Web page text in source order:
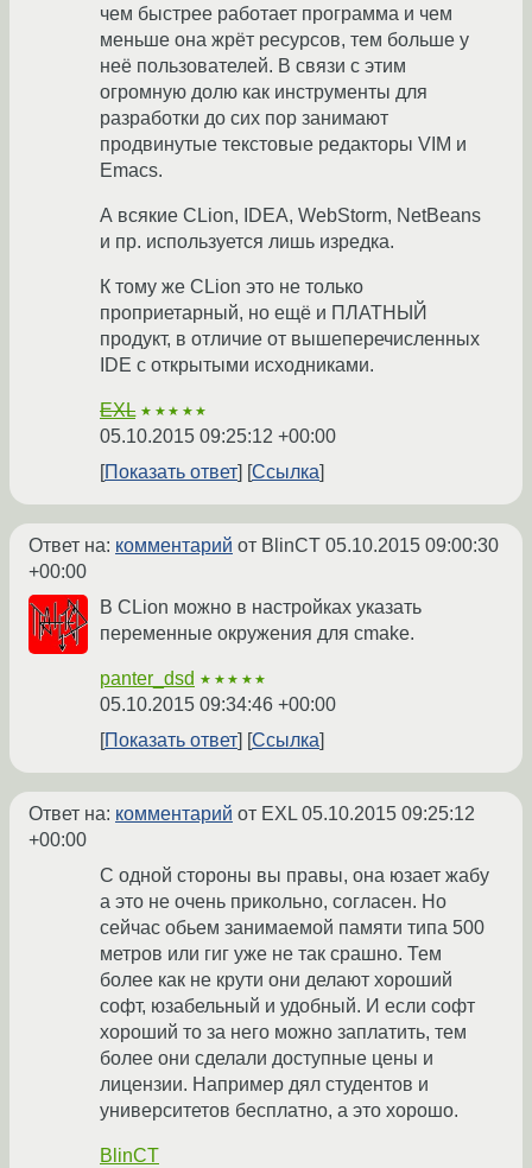
чем быстрее работает программа и чем
меньше она жрёт ресурсов, тем больше у
неё пользователей. В связи с этим
огромную долю как инструменты для
разработки до сих пор занимают
продвинутые текстовые редакторы VIM и
Emacs.
А всякие CLion, IDEA, WebStorm, NetBeans
и пр. используется лишь изредка.
К тому же CLion это не только
проприетарный, но ещё и ПЛАТНЫЙ
продукт, в отличие от вышеперечисленных
IDE с открытыми исходниками.
EXL ★★★★★
05.10.2015 09:25:12 +00:00
Показать ответ
Ссылка
Ответ на: комментарий от BlinCT 05.10.2015 09:00:30
+00:00
В CLion можно в настройках указать
переменные окружения для cmake.
panter_dsd ★★★★★
05.10.2015 09:34:46 +00:00
Показать ответ
Ссылка
Ответ на: комментарий от EXL05.10.2015 09:25:12
+00:00
С одной стороны вы правы, она юзает жабу
а это не очень прикольно, согласен. Но
сейчас обьем занимаемой памяти типа 500
метров или гиг уже не так срашно. Тем
более как не крути они делают хороший
софт, юзабельный и удобный. И если софт
хороший то за него можно заплатить, тем
более они сделали доступные цены и
лицензии. Например дял студентов и
университетов бесплатно, а это хорошо.
BlinCT